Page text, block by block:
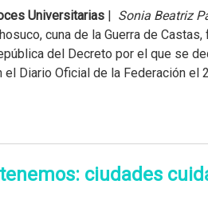
Universitarias | Sonia Beatriz
cuna de la Guerra de
del Decreto por el que se
el Diario Oficial de la Federación el
ciudades